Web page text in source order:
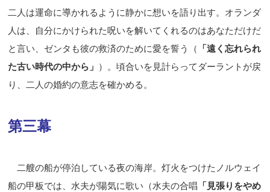
二人は運命に導かれるように静かに想いを語り出す。オランダ
人は、自分にかけられた呪いを解いてくれるのはあなただけだ
と言い、ゼンタも彼の救済のために愛を誓う（
「遠く忘れられ
た古い時代の中から」 ）。頃合いを見計らってダーラントが戻
り、二人の婚約の意志を確かめる。
第三幕
二艘の船が停泊している夜の海岸。灯火をつけたノルウェイ
船の甲板では、水夫が陽気に歌い（水夫の合唱 「見張りをやめ